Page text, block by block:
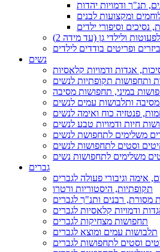
תנ"ך ודמויות יהדות
ומקצועות לבנים
נסיכים וסיפורי ילדים
ולילדי גן (עד מידה 2)
ופריטים בודדים לילדים
נשים
אגדות ודמויות קלאסיות
ותחפושות תקופתיות לנשים
במיני, תחפושות מסיבה
מסיבה ותלבושות עמים לנשים
פנטזיה כוח ואימה לנשים
חיות ודמויות טבע לנשים
משלימים לתחפושת לנשים
וסטים לתחפושות לנשים
משלימים לתחפושות נשים
גברים
אימה וגיבורי פעולה לגברים
תקופתיות, היסטוריות ורטרו
מסורת, רבנים ותנ"ך לגברים
ודמויות קלאסיות לגברים
תחפושות מצחיקות לגברים
תלבושות עמים ומוצא לגברים
וסטים לתחפושות לגברים